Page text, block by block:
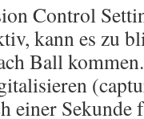
Control
kann es zu
Ball kommen.
einer